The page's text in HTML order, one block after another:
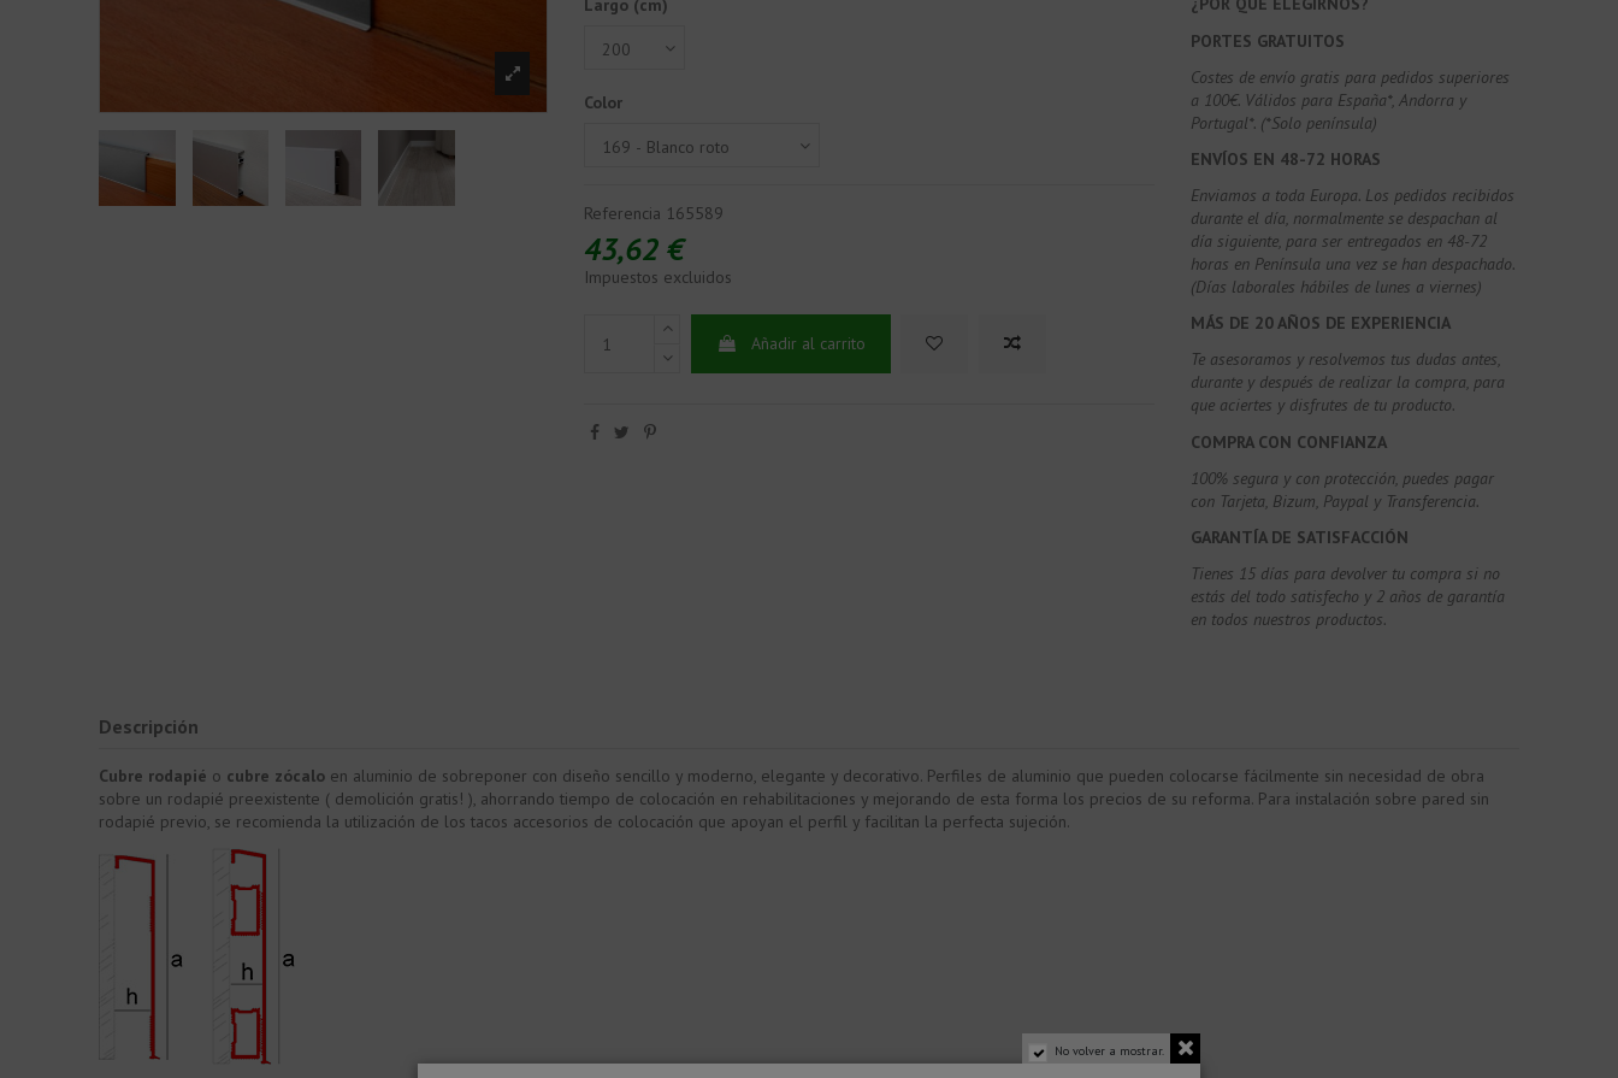
Largo (cm)
Color
Referencia 165589
43,62 €
Impuestos excluidos
Añadir al carrito
PORTES GRATUITOS
Costes de envío gratis para pedidos superiores
a 100€. Válidos para España*, Andorra y
Portugal*. (*Solo península)
ENVÍOS EN 48-72 HORAS
Enviamos a toda Europa. Los pedidos recibidos
durante el día, normalmente se despachan al
día siguiente, para ser entregados en 48-72
horas en Península una vez se han despachado.
(Días laborales hábiles de lunes a viernes)
MÁS DE 20 AÑOS DE EXPERIENCIA
Te asesoramos y resolvemos tus dudas antes,
durante y después de realizar la compra, para
que aciertes y disfrutes de tu producto.
COMPRA CON CONFIANZA
100% segura y con protección, puedes pagar
con Tarjeta, Bizum, Paypal y Transferencia.
GARANTÍA DE SATISFACCIÓN
Tienes 15 días para devolver tu compra si no
estás del todo satisfecho y 2 años de garantía
en todos nuestros productos.
Descripción
Cubre rodapié o cubre zócalo en aluminio de sobreponer con diseño sencillo y moderno, elegante y decorativo. Perfiles de aluminio que pueden colocarse fácilmente sin necesidad de obra
sobre un rodapié preexistente ( demolición gratis! ), ahorrando tiempo de colocación en rehabilitaciones y mejorando de esta forma los precios de su reforma. Para instalación sobre pared sin
rodapié previo, se recomienda la utilización de los tacos accesorios de colocación que apoyan el perfil y facilitan la perfecta sujeción.
No volver a mostrar.